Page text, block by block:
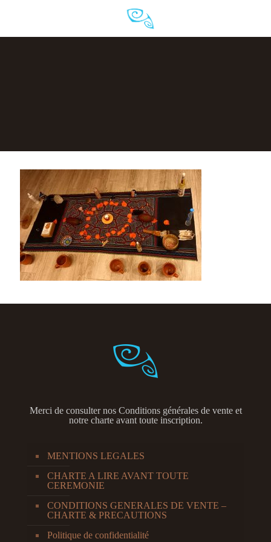
Merci de consulter nos Conditions générales de vente et
notre charte avant toute inscription.
MENTIONS LEGALES
CHARTE A LIRE AVANT TOUTE
CEREMONIE
CONDITIONS GENERALES DE VENTE –
CHARTE & PRECAUTIONS
Politique de confidentialité